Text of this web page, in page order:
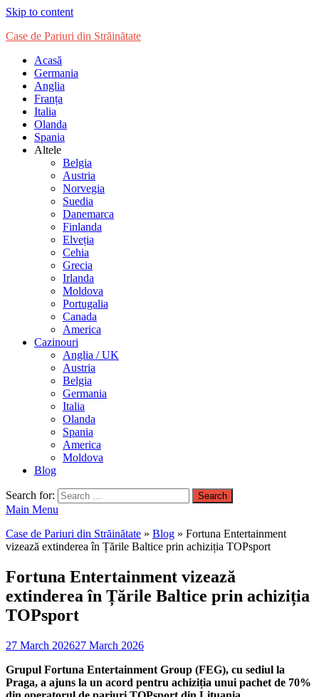
Skip to content
Case de Pariuri din Străinătate
Acasă
Germania
Anglia
Franța
Italia
Olanda
Spania
Altele
Belgia
Austria
Norvegia
Suedia
Danemarca
Finlanda
Elveția
Cehia
Grecia
Irlanda
Moldova
Portugalia
Canada
America
Cazinouri
Anglia / UK
Austria
Belgia
Germania
Italia
Olanda
Spania
America
Moldova
Blog
Search for:
Main Menu
Case de Pariuri din Străinătate » Blog » Fortuna Entertainment
vizează extinderea în Țările Baltice prin achiziția TOPsport
Fortuna Entertainment vizează
extinderea în Țările Baltice prin achiziția
TOPsport
27 March 202627 March 2026
Grupul Fortuna Entertainment Group (FEG), cu sediul la
Praga, a ajuns la un acord pentru achiziția unui pachet de 70%